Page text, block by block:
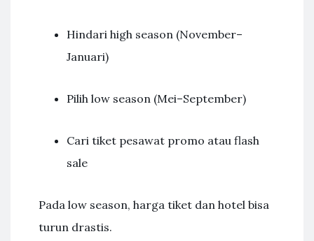
Hindari high season (November–
Januari)
Pilih low season (Mei–September)
Cari tiket pesawat promo atau flash
sale
Pada low season, harga tiket dan hotel bisa
turun drastis.